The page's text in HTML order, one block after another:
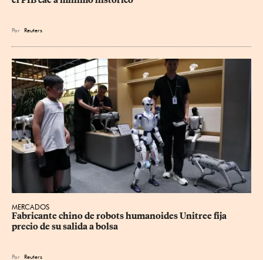
Por Reuters
MERCADOS
Fabricante chino de robots humanoides Unitree fija
precio de su salida a bolsa
Por Reuters